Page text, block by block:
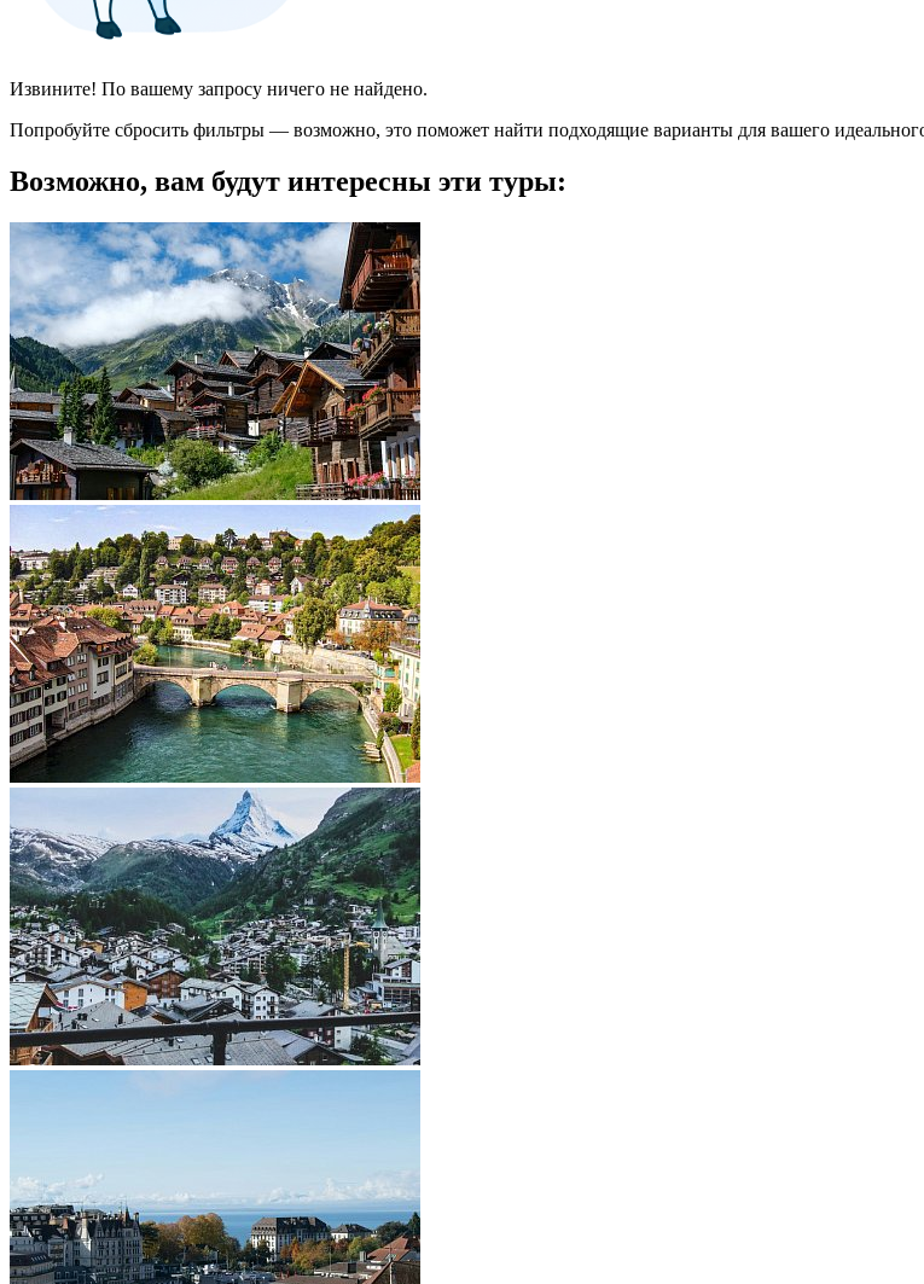
Извините! По вашему запросу ничего не найдено.
Попробуйте сбросить фильтры — возможно, это поможет найти подходящие варианты для вашего
Возможно, вам будут интересны эти туры: